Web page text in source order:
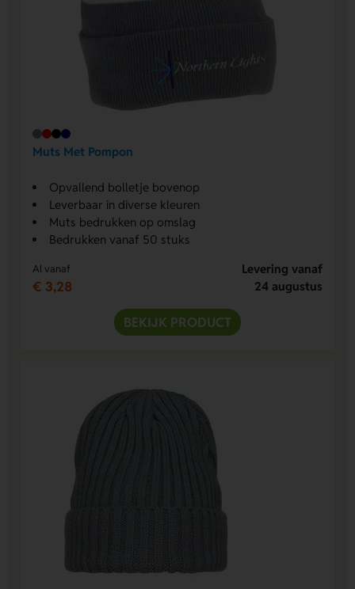
Muts Met Pompon
Opvallend bolletje bovenop
Leverbaar in diverse kleuren
Muts bedrukken op omslag
Bedrukken vanaf 50 stuks
Al vanaf
€ 3,28
Levering vanaf
24 augustus
BEKIJK PRODUCT